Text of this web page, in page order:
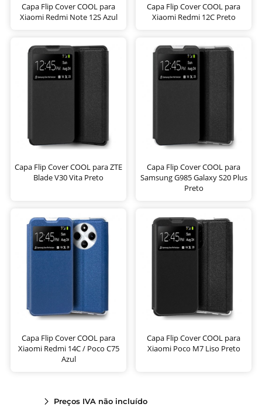
Capa Flip Cover COOL para
Xiaomi Redmi Note 12S Azul
Capa Flip Cover COOL para
Xiaomi Redmi 12C Preto
Capa Flip Cover COOL para ZTE
Blade V30 Vita Preto
Capa Flip Cover COOL para
Samsung G985 Galaxy S20 Plus
Preto
Capa Flip Cover COOL para
Xiaomi Redmi 14C / Poco C75
Azul
Capa Flip Cover COOL para
Xiaomi Poco M7 Liso Preto
Preços IVA não incluído